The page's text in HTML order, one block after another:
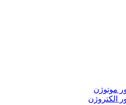
موتوژن
الکتروژن